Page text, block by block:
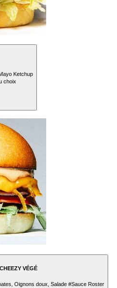
Ketchup
choix
VÉGÉ
Oignons doux, Salade #Sauce Roster